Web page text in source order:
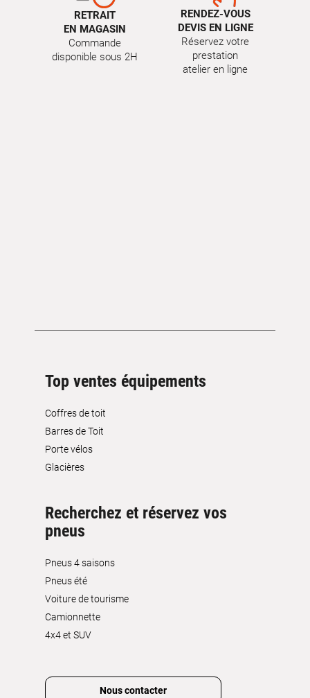
RETRAIT
EN MAGASIN
Commande
disponible sous 2H
RENDEZ-VOUS
DEVIS EN LIGNE
Réservez votre
prestation
atelier en ligne
Top ventes équipements
Coffres de toit
Barres de Toit
Porte vélos
Glacières
Recherchez et réservez vos
pneus
Pneus 4 saisons
Pneus été
Voiture de tourisme
Camionnette
4x4 et SUV
Nous contacter